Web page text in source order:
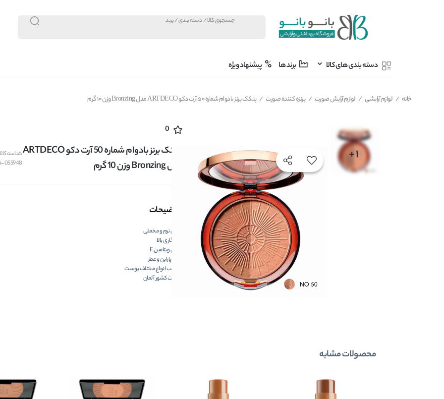
دسته بندی های کالا برند ها پیشنهاد ویژه
خانه / لوازم آرایشی / لوازم آرایش صورت / برنزه کننده صورت / پنکک برنز بادوام شماره 50 آرت دکو ARTDECO مدل Bronzing وزن 10 گرم
0
پنکک برنز بادوام شماره 50 آرت دکو ARTDECO
مدل Bronzing وزن 10 گرم
شناسه
055948
توضیحات
بافتی نرم و مخملی
ماندگاری بالا
حاوی ویتامین E
فاقد پارابن و عطر
مناسب انواع مختلف پوست
ساخت کشور آلمان
محصولات مشابه